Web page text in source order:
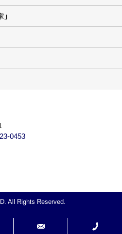
る (2)
0453
All Rights Reserved.